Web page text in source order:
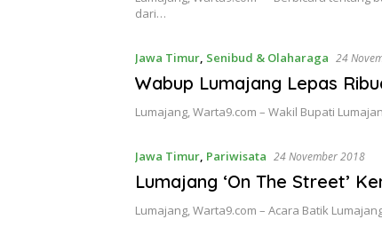
dari…
Jawa Timur, Senibud & Olaharaga 24
Wabup Lumajang Lepas
Lumajang, Warta9.com – Wakil Bupati
Jawa Timur, Pariwisata 24 November 2018
Lumajang ‘On The Street’
Lumajang, Warta9.com – Acara Batik